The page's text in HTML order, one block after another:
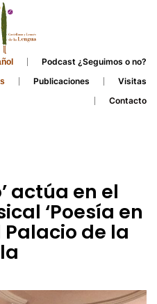
Podcast ¿Seguimos o no?
Publicaciones
Visitas
Contacto
actúa en el
‘Poesía en
de la